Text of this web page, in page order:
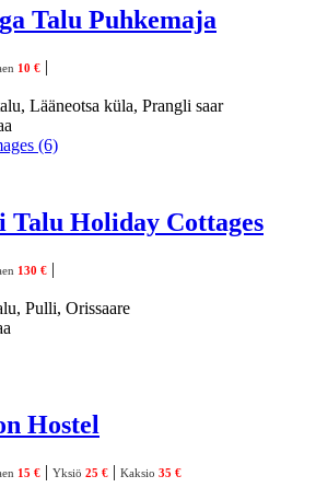
Talu Puhkemaja
10 € |
Lääneotsa küla, Prangli saar
(6)
Talu Holiday Cottages
130 € |
Pulli, Orissaare
Hostel
15 € | Yksiö 25 € | Kaksio 35 €